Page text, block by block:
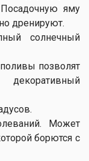
яму
дренируют.
солнечный
позволят
Может
борются с